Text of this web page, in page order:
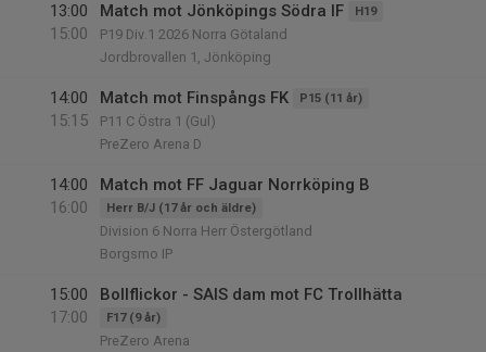
13:00
15:00
Match mot Jönköpings Södra IF H19
P19 Div.1 2026 Norra Götaland
Jordbrovallen 1, Jönköping
14:00
15:15
Match mot Finspångs FK P15 (11 år)
P11 C Östra 1 (Gul)
PreZero Arena D
14:00
16:00
Match mot FF Jaguar Norrköping B
Herr B/J (17 år och äldre)
Division 6 Norra Herr Östergötland
Borgsmo IP
15:00
17:00
Bollflickor - SAIS dam mot FC Trollhätta
F17 (9 år)
PreZero Arena